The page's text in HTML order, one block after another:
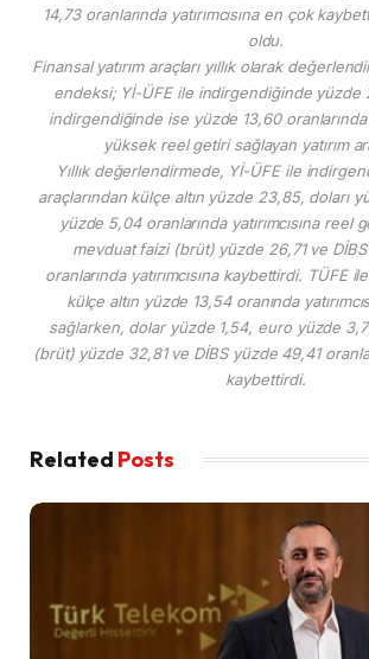
14,73 oranlarında yatırımcısına en çok
oldu.
Finansal yatırım araçları yıllık olarak
endeksi; Yİ-ÜFE ile indirgendiğinde yüzde
indirgendiğinde ise yüzde 13,60 oranlarında
yüksek reel getiri sağlayan yatırım
Yıllık değerlendirmede, Yİ-ÜFE ile
araçlarından külçe altın yüzde 23,85, doları
yüzde 5,04 oranlarında yatırımcısına reel
mevduat faizi (brüt) yüzde 26,71 ve
oranlarında yatırımcısına kaybettirdi. TÜFE
külçe altın yüzde 13,54 oranında
sağlarken, dolar yüzde 1,54, euro yüzde
(brüt) yüzde 32,81 ve DİBS yüzde 49,41
kaybettirdi.
Related Posts